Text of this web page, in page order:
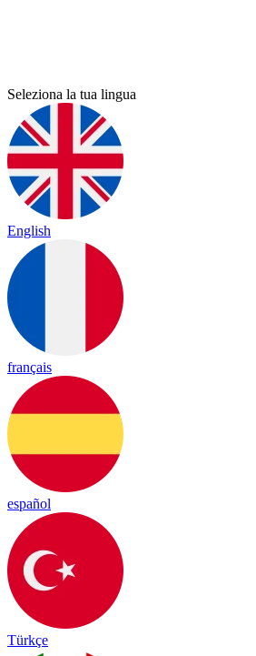
Seleziona la tua lingua
English
français
español
Türkçe